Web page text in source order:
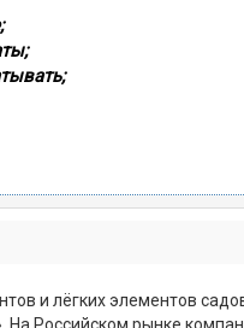
и лёгких элементов
На Российском рынке